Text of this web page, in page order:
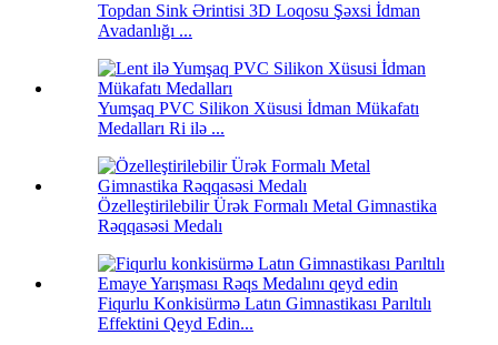
Topdan Sink Ərintisi 3D Loqosu Şəxsi İdman
Avadanlığı ...
Yumşaq PVC Silikon Xüsusi İdman Mükafatı
Medalları Ri ilə ...
Özelleştirilebilir Ürək Formalı Metal Gimnastika
Rəqqasəsi Medalı
Fiqurlu Konkisürmə Latın Gimnastikası Parıltılı
Effektini Qeyd Edin...